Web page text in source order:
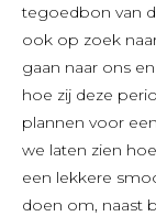
tegoedbon van
ook op zoek
gaan naar ons
hoe zij deze
plannen voor
we laten zien
een lekkere
doen om, naast